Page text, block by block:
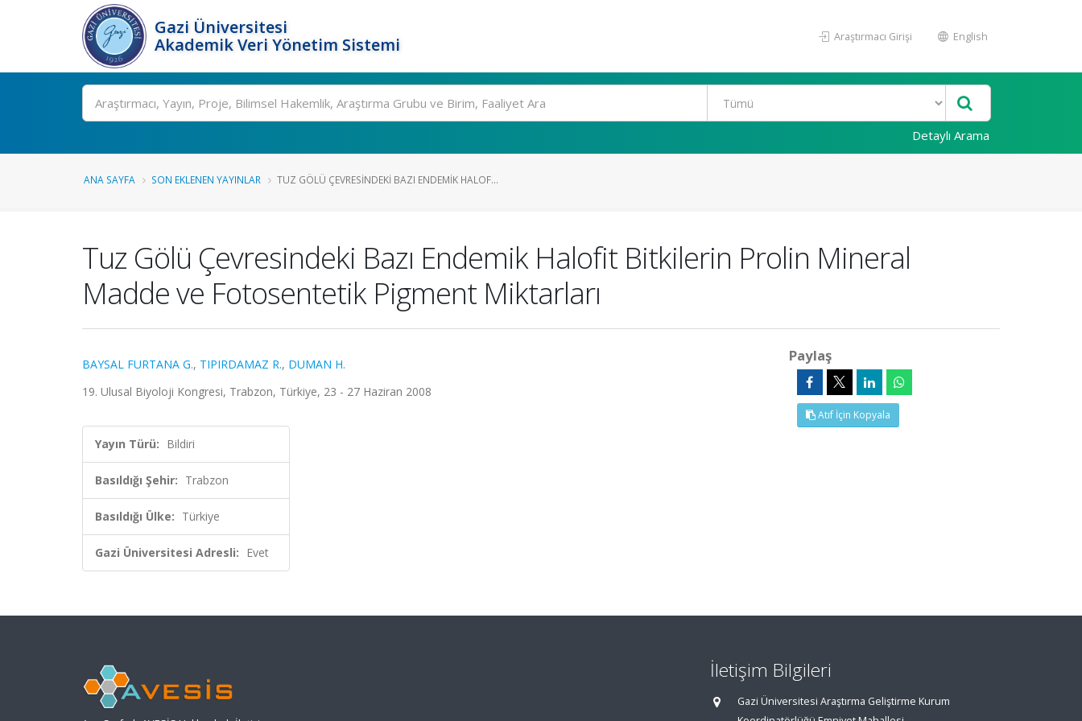
Gazi Üniversitesi
Akademik Veri Yönetim Sistemi
Araştırmacı Girişi English
Ara
Detaylı Arama
ANA SAYFA SON EKLENEN YAYINLAR TUZ GÖLÜ ÇEVRESINDEKI BAZI ENDEMIK HALOF...
Tuz Gölü Çevresindeki Bazı Endemik Halofit Bitkilerin Prolin Mineral
Madde ve Fotosentetik Pigment Miktarları
BAYSAL FURTANA G., TIPIRDAMAZ R., DUMAN H.
19. Ulusal Biyoloji Kongresi, Trabzon, Türkiye, 23 - 27 Haziran 2008
Yayın Türü: Bildiri
Basıldığı Şehir: Trabzon
Basıldığı Ülke: Türkiye
Gazi Üniversitesi Adresli: Evet
Paylaş
Atıf İçin Kopyala
İletişim Bilgileri
Gazi Üniversitesi Araştırma Geliştirme Kurum